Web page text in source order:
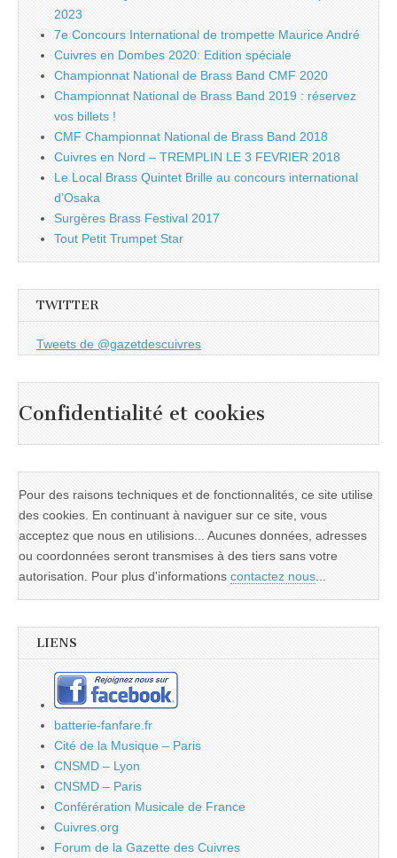
2023
7e Concours International de trompette Maurice André
Cuivres en Dombes 2020: Edition spéciale
Championnat National de Brass Band CMF 2020
Championnat National de Brass Band 2019 : réservez
vos billets !
CMF Championnat National de Brass Band 2018
Cuivres en Nord – TREMPLIN LE 3 FEVRIER 2018
Le Local Brass Quintet Brille au concours international
d’Osaka
Surgères Brass Festival 2017
Tout Petit Trumpet Star
TWITTER
Tweets de @gazetdescuivres
Confidentialité et cookies
Pour des raisons techniques et de fonctionnalités, ce site utilise
des cookies. En continuant à naviguer sur ce site, vous
acceptez que nous en utilisions... Aucunes données, adresses
ou coordonnées seront transmises à des tiers sans votre
autorisation. Pour plus d'informations contactez nous...
LIENS
batterie-fanfare.fr
Cité de la Musique – Paris
CNSMD – Lyon
CNSMD – Paris
Conférération Musicale de France
Cuivres.org
Forum de la Gazette des Cuivres